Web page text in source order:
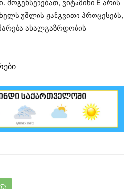
მოგეხსენებათ, ვიტამინი E არის
უშლის ჟანგვითი პროცესებს,
ახალგაზრდობის